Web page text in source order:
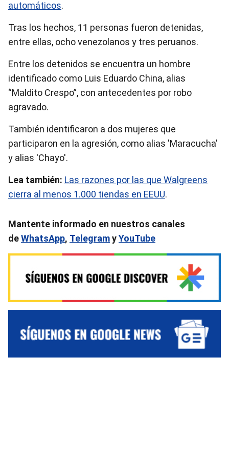
automáticos.
Tras los hechos, 11 personas fueron detenidas,
entre ellas, ocho venezolanos y tres peruanos.
Entre los detenidos se encuentra un hombre
identificado como Luis Eduardo China, alias
“Maldito Crespo”, con antecedentes por robo
agravado.
También identificaron a dos mujeres que
participaron en la agresión, como alias 'Maracucha'
y alias 'Chayo'.
Lea también: Las razones por las que Walgreens
cierra al menos 1.000 tiendas en EEUU.
Mantente informado en nuestros canales
deWhatsApp, TelegramyYouTube